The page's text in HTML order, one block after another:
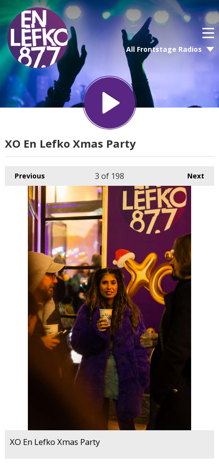
All Frontstage Radios
XO En Lefko Xmas Party
Previous Next
3 of 198
XO En Lefko Xmas Party